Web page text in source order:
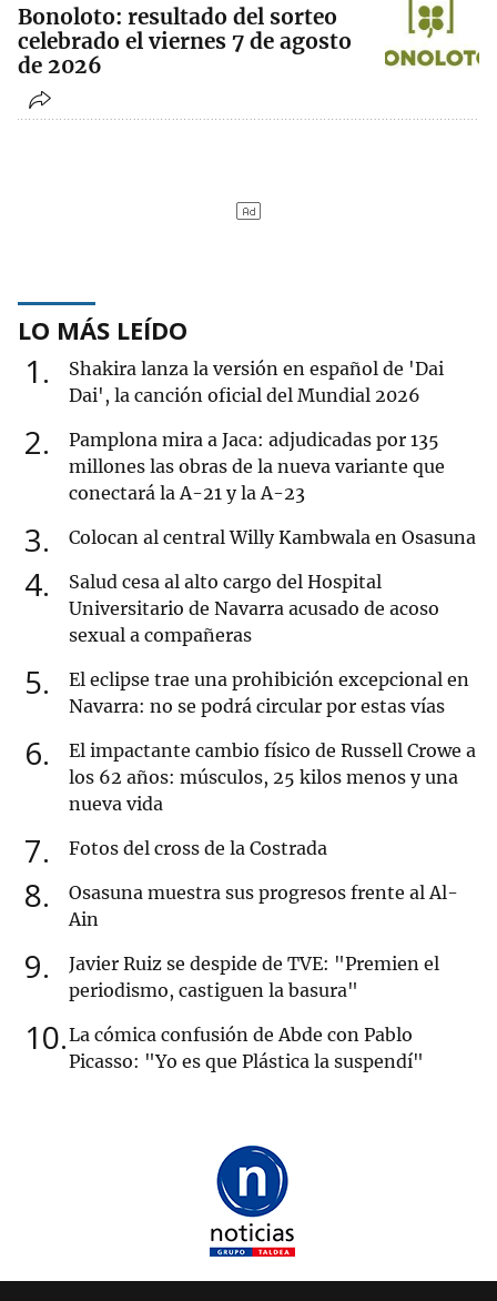
Bonoloto: resultado del sorteo
celebrado el viernes 7 de agosto
de 2026
LO MÁS LEÍDO
1
Shakira lanza la versión en español de 'Dai
Dai', la canción oficial del Mundial 2026
2
Pamplona mira a Jaca: adjudicadas por 135
millones las obras de la nueva variante que
conectará la A-21 y la A-23
3 Colocan al central Willy Kambwala en Osasuna
4
Salud cesa al alto cargo del Hospital
Universitario de Navarra acusado de acoso
sexual a compañeras
5
El eclipse trae una prohibición excepcional en
Navarra: no se podrá circular por estas vías
6
El impactante cambio físico de Russell Crowe a
los 62 años: músculos, 25 kilos menos y una
nueva vida
7 Fotos del cross de la Costrada
8
Osasuna muestra sus progresos frente al Al-
Ain
9
Javier Ruiz se despide de TVE: "Premien el
periodismo, castiguen la basura"
10 La cómica confusión de Abde con Pablo
Picasso: "Yo es que Plástica la suspendí"